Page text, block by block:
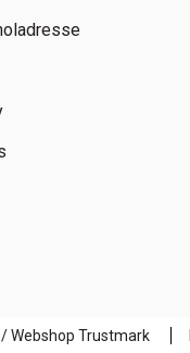
/ Webshop Trustmark